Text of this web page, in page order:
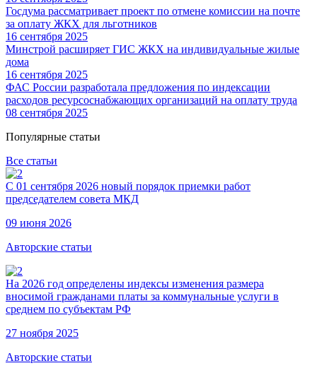
Госдума рассматривает проект по отмене комиссии на почте
за оплату ЖКХ для льготников
16 сентября 2025
Минстрой расширяет ГИС ЖКХ на индивидуальные жилые
дома
16 сентября 2025
ФАС России разработала предложения по индексации
расходов ресурсоснабжающих организаций на оплату труда
08 сентября 2025
Популярные статьи
Все статьи
С 01 сентября 2026 новый порядок приемки работ
председателем совета МКД
09 июня 2026
Авторские статьи
На 2026 год определены индексы изменения размера
вносимой гражданами платы за коммунальные услуги в
среднем по субъектам РФ
27 ноября 2025
Авторские статьи